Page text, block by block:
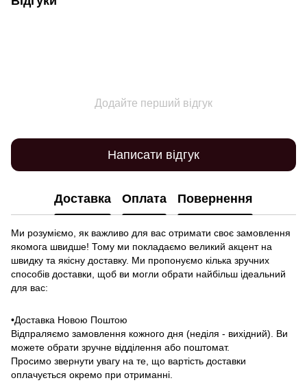
Додайте перший відгук
Написати відгук
Доставка Оплата Повернення
Ми розуміємо, як важливо для вас отримати своє замовлення
якомога швидше! Тому ми покладаємо великий акцент на
швидку та якісну доставку. Ми пропонуємо кілька зручних
способів доставки, щоб ви могли обрати найбільш ідеальний
для вас:
•Доставка Новою Поштою
Відпраляємо замовлення кожного дня (неділя - вихідний). Ви
можете обрати зручне відділення або поштомат.
Просимо звернути увагу на те, що вартість доставки
оплачується окремо при отриманні.